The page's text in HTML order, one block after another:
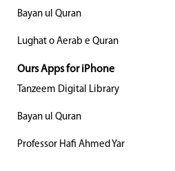
Bayan ul Quran
Lughat o Aerab e Quran
Ours Apps for iPhone
Tanzeem Digital Library
Bayan ul Quran
Professor Hafi Ahmed Yar